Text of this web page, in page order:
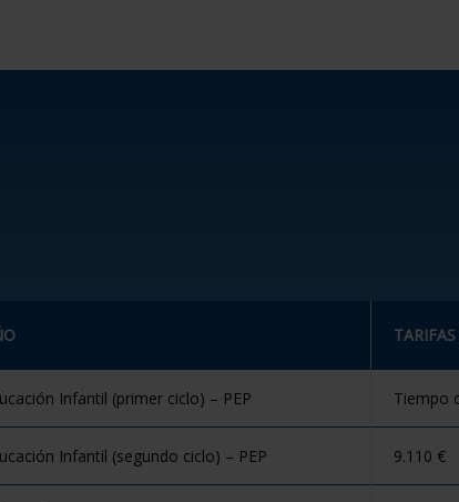
Infantil (primer ciclo) – PEP Tiempo
Infantil (segundo ciclo) – PEP 9.110 €